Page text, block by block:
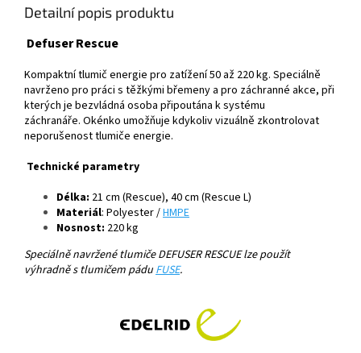
Detailní popis produktu
Defuser Rescue
Kompaktní tlumič energie pro zatížení 50 až 220 kg. Speciálně
navrženo pro práci s těžkými břemeny a pro záchranné akce, při
kterých je bezvládná osoba připoutána k systému
záchranáře. Okénko umožňuje kdykoliv vizuálně zkontrolovat
neporušenost tlumiče energie.
Technické parametry
Délka: 21 cm (Rescue), 40 cm (Rescue L)
Materiál: Polyester /HMPE
Nosnost: 220 kg
Speciálně navržené tlumiče DEFUSER RESCUE lze použít
výhradně s tlumičem pádu FUSE.